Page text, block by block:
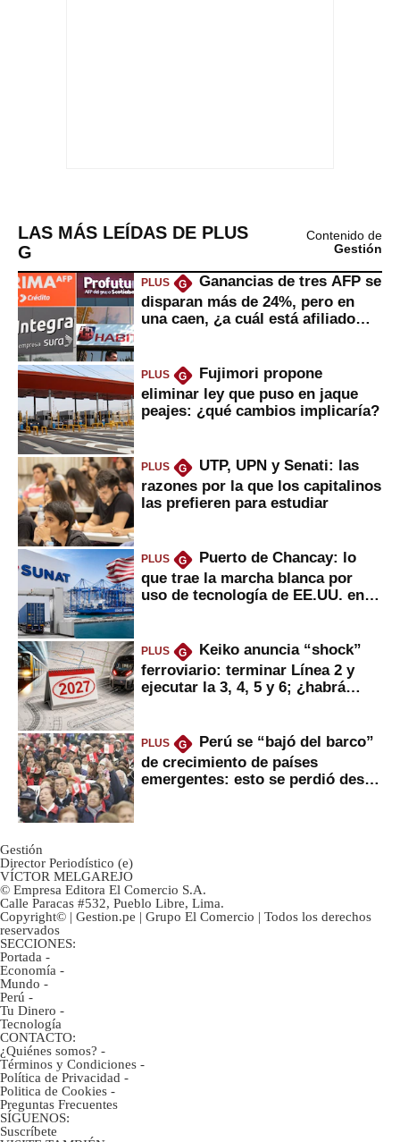
LAS MÁS LEÍDAS DE PLUS
G
Contenido de
Gestión
PLUS G
Ganancias de tres AFP se
disparan más de 24%, pero en
una caen, ¿a cuál está afiliado
PLUS G
Fujimori propone
eliminar ley que puso en jaque
peajes: ¿qué cambios implicaría?
PLUS G
UTP, UPN y Senati: las
razones por la que los capitalinos
las prefieren para estudiar
PLUS G
Puerto de Chancay: lo
que trae la marcha blanca por
uso de tecnología de EE.UU. en
PLUS G
Keiko anuncia “shock”
ferroviario: terminar Línea 2 y
ejecutar la 3, 4, 5 y 6; ¿habrá
PLUS G
Perú se “bajó del barco”
de crecimiento de países
emergentes: esto se perdió desde
Gestión
Director Periodístico (e)
VÍCTOR MELGAREJO
© Empresa Editora El Comercio S.A.
Calle Paracas #532, Pueblo Libre, Lima.
Copyright© | Gestion.pe | Grupo El Comercio | Todos los derechos
reservados
SECCIONES:
Portada -
Economía -
Mundo -
Perú -
Tu Dinero -
Tecnología
CONTACTO:
¿Quiénes somos? -
Términos y Condiciones -
Política de Privacidad -
Politica de Cookies -
Preguntas Frecuentes
SÍGUENOS:
Suscríbete